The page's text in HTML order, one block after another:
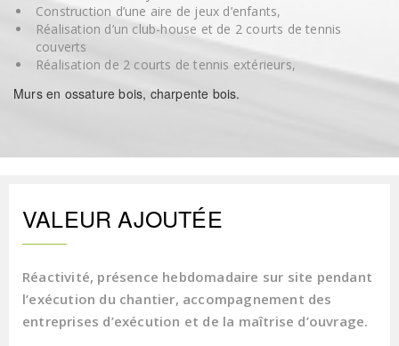
Construction d’une aire de jeux d’enfants,
Réalisation d’un club-house et de 2 courts de tennis
couverts
Réalisation de 2 courts de tennis extérieurs,
Murs en ossature bois, charpente bois.
VALEUR AJOUTÉE
Réactivité, présence hebdomadaire sur site pendant
l’exécution du chantier, accompagnement des
entreprises d’exécution et de la maîtrise d’ouvrage.